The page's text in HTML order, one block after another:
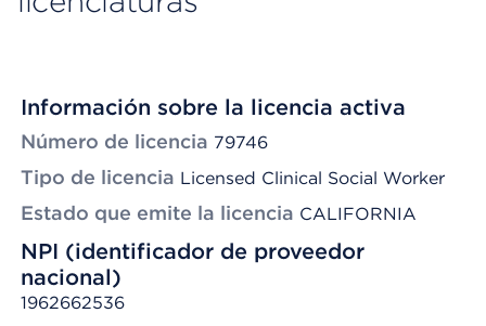
Información sobre la licencia activa
Número de licencia 79746
Tipo de licencia Licensed Clinical Social Worker
Estado que emite la licencia CALIFORNIA
NPI (identificador de proveedor
nacional)
1962662536